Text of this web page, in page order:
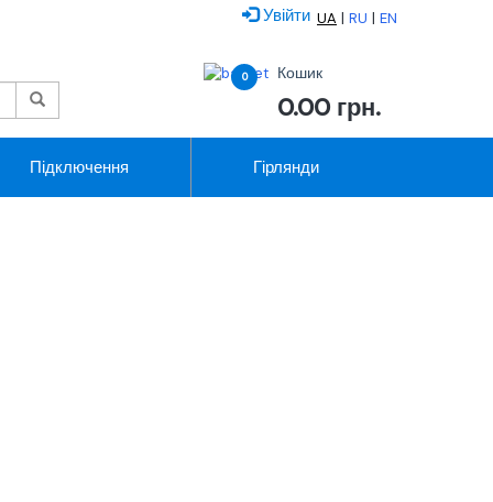
UA | RU | EN
Увійти
0 Кошик
0.00 грн.
Підключення Гірлянди